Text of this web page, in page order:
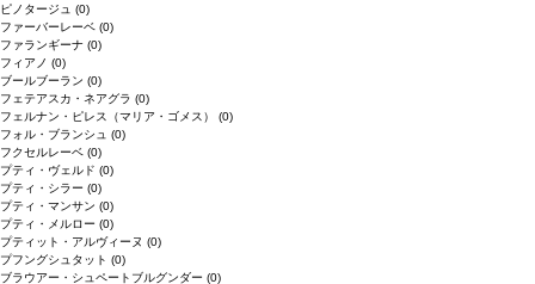
ピノタージュ (0)
ファーバーレーベ (0)
ファランギーナ (0)
フィアノ (0)
ブールブーラン (0)
フェテアスカ・ネアグラ (0)
フェルナン・ピレス（マリア・ゴメス） (0)
フォル・ブランシュ (0)
フクセルレーベ (0)
プティ・ヴェルド (0)
プティ・シラー (0)
プティ・マンサン (0)
プティ・メルロー (0)
プティット・アルヴィーヌ (0)
プフングシュタット (0)
ブラウアー・シュペートブルグンダー (0)